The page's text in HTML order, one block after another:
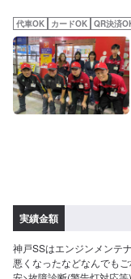
代車OK カードOK QR決済
実績金額
神戸SSはエンジンメンテ
悪くなったなどなんでも